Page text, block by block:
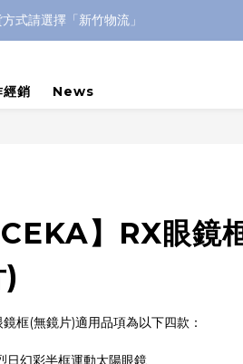
式請選擇「新竹物流」
經銷 News
】RX眼鏡
框(無鏡片)適用品項為以下四款：
日幻彩半框運動太陽眼鏡